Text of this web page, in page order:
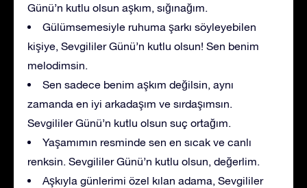
Günü’n kutlu olsun aşkım, sığınağım.
Gülümsemesiyle ruhuma şarkı söyleyebilen
kişiye, Sevgililer Günü’n kutlu olsun! Sen benim
melodimsin.
Sen sadece benim aşkım değilsin, aynı
zamanda en iyi arkadaşım ve sırdaşımsın.
Sevgililer Günü’n kutlu olsun suç ortağım.
Yaşamımın resminde sen en sıcak ve canlı
renksin. Sevgililer Günü’n kutlu olsun, değerlim.
Aşkıyla günlerimi özel kılan adama, Sevgililer